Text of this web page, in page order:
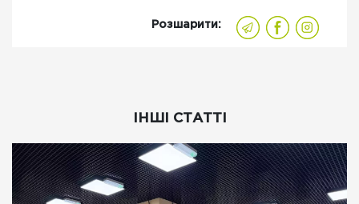
Розшарити:
ІНШІ СТАТТІ